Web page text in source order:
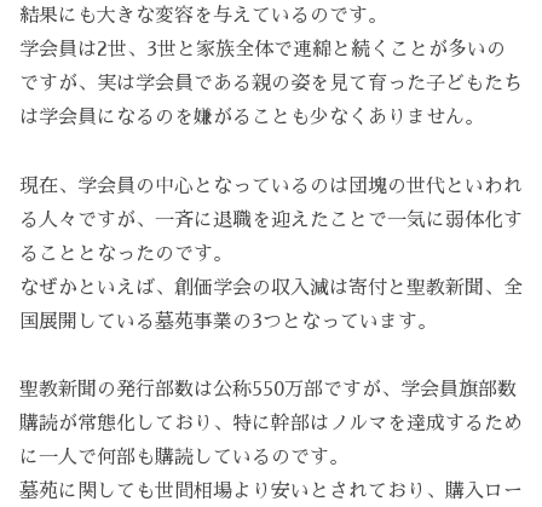
結果にも大きな変容を与えているのです。
学会員は2世、3世と家族全体で連綿と続くことが多いの
ですが、実は学会員である親の姿を見て育った子どもたち
は学会員になるのを嫌がることも少なくありません。
現在、学会員の中心となっているのは団塊の世代といわれ
る人々ですが、一斉に退職を迎えたことで一気に弱体化す
ることとなったのです。
なぜかといえば、創価学会の収入減は寄付と聖教新聞、全
国展開している墓苑事業の3つとなっています。
聖教新聞の発行部数は公称550万部ですが、学会員旗部数
購読が常態化しており、特に幹部はノルマを達成するため
に一人で何部も購読しているのです。
墓苑に関しても世間相場より安いとされており、購入ロー